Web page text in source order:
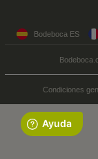
Bodeboca ES
Condiciones